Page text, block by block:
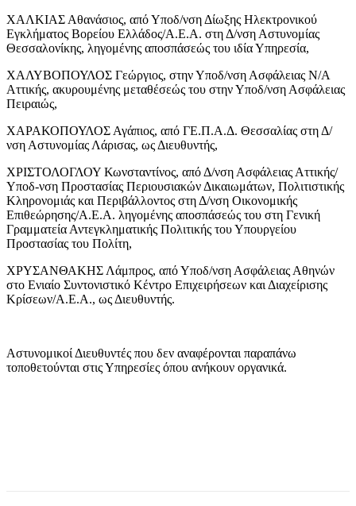
ΧΑΛΚΙΑΣ Αθανάσιος, από Υποδ/νση Δίωξης Ηλεκτρονικού
Εγκλήματος Βορείου Ελλάδος/Α.Ε.Α. στη Δ/νση Αστυνομίας
Θεσσαλονίκης, ληγομένης αποσπάσεώς του ιδία Υπηρεσία,
ΧΑΛΥΒΟΠΟΥΛΟΣ Γεώργιος, στην Υποδ/νση Ασφάλειας Ν/Α
Αττικής, ακυρουμένης μεταθέσεώς του στην Υποδ/νση Ασφάλειας
Πειραιώς,
ΧΑΡΑΚΟΠΟΥΛΟΣ Αγάπιος, από ΓΕ.Π.Α.Δ. Θεσσαλίας στη Δ/
νση Αστυνομίας Λάρισας, ως Διευθυντής,
ΧΡΙΣΤΟΛΟΓΛΟΥ Κωνσταντίνος, από Δ/νση Ασφάλειας Αττικής/
Υποδ-νση Προστασίας Περιουσιακών Δικαιωμάτων, Πολιτιστικής
Κληρονομιάς και Περιβάλλοντος στη Δ/νση Οικονομικής
Επιθεώρησης/Α.Ε.Α. ληγομένης αποσπάσεώς του στη Γενική
Γραμματεία Αντεγκληματικής Πολιτικής του Υπουργείου
Προστασίας του Πολίτη,
ΧΡΥΣΑΝΘΑΚΗΣ Λάμπρος, από Υποδ/νση Ασφάλειας Αθηνών
στο Ενιαίο Συντονιστικό Κέντρο Επιχειρήσεων και Διαχείρισης
Κρίσεων/Α.Ε.Α., ως Διευθυντής.
Αστυνομικοί Διευθυντές που δεν αναφέρονται παραπάνω
τοποθετούνται στις Υπηρεσίες όπου ανήκουν οργανικά.